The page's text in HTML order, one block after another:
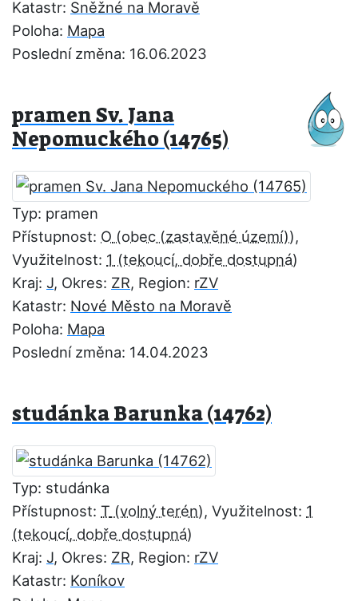
Katastr: Sněžné na Moravě
Poloha: Mapa
Poslední změna: 16.06.2023
pramen Sv. Jana
Nepomuckého (14765)
Typ: pramen
Přístupnost: O
,
Využitelnost: 1
Kraj: J, Okres: ZR, Region: rZV
Katastr: Nové Město na Moravě
Poloha: Mapa
Poslední změna: 14.04.2023
studánka Barunka (14762)
Typ: studánka
Přístupnost: T , Využitelnost: 1
Kraj: J, Okres: ZR, Region: rZV
Katastr: Koníkov